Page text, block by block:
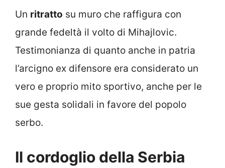
Un ritratto su muro che raffigura con
grande fedeltà il volto di Mihajlovic.
Testimonianza di quanto anche in patria
l’arcigno ex difensore era considerato un
vero e proprio mito sportivo, anche per le
sue gesta solidali in favore del popolo
serbo.
Il cordoglio della Serbia